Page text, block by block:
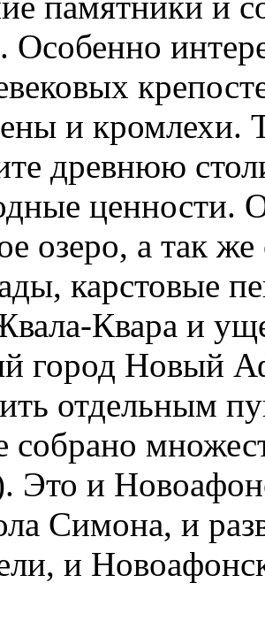
Особенно
и кромлехи.
древнюю
ценности.
озеро, а так
карстовые
Квара и
город Новый
отдельным
собрано
Это и
Симона, и
и